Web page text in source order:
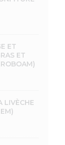
ET
ET
LIVÈCHE